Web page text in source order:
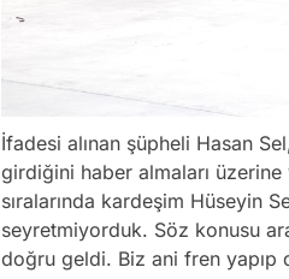
İfadesi alınan şüpheli Hasan
girdiğini haber almaları üzerine
sıralarında kardeşim Hüseyin
seyretmiyorduk. Söz konusu
doğru geldi. Biz ani fren yapıp